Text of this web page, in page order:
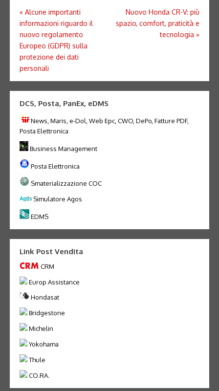
Navigazione
articoli
« Alcune importanti
informazioni riguardo il
nuovo regolamento
Europeo (GDPR) sulla
protezione dei dati
personali
Nuovo Honda CR-V: più
spazio, comfort, praticità e
tecnologia »
DCS, Posta, PanEx, eDMS
News, Maris, e-Dol, Web Epc, CWO, DePo, Fatture PDF,
Posta Elettronica
Business Management
Posta Elettronica
Smaterializzazione COC
Simulatore Agos
EDMS
Link Post Vendita
CRM
Europ Assistance
Hondasat
Bridgestone
Michelin
Yokohama
Thule
CO.RA.